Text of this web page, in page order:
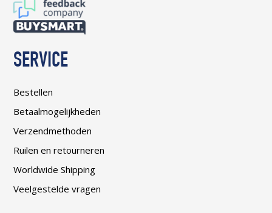
SERVICE
Bestellen
Betaalmogelijkheden
Verzendmethoden
Ruilen en retourneren
Worldwide Shipping
Veelgestelde vragen